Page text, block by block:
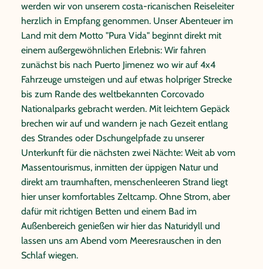
werden wir von unserem costa-ricanischen Reiseleiter
herzlich in Empfang genommen. Unser Abenteuer im
Land mit dem Motto "Pura Vida" beginnt direkt mit
einem außergewöhnlichen Erlebnis: Wir fahren
zunächst bis nach Puerto Jimenez wo wir auf 4x4
Fahrzeuge umsteigen und auf etwas holpriger Strecke
bis zum Rande des weltbekannten Corcovado
Nationalparks gebracht werden. Mit leichtem Gepäck
brechen wir auf und wandern je nach Gezeit entlang
des Strandes oder Dschungelpfade zu unserer
Unterkunft für die nächsten zwei Nächte: Weit ab vom
Massentourismus, inmitten der üppigen Natur und
direkt am traumhaften, menschenleeren Strand liegt
hier unser komfortables Zeltcamp. Ohne Strom, aber
dafür mit richtigen Betten und einem Bad im
Außenbereich genießen wir hier das Naturidyll und
lassen uns am Abend vom Meeresrauschen in den
Schlaf wiegen.